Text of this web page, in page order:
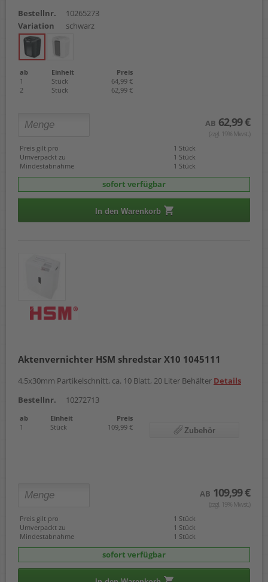
Bestellnr.
10265273
Variation
schwarz
ab Einheit
Preis
1
Stück
64,99 €
2
Stück 62,99 €
AB 62,99 €
(zzgl. 19% Mwst.)
Preis gilt pro
1 Stück
Umverpackt zu
1 Stück
Mindestabnahme
1 Stück
sofort verfügbar
In den Warenkorb
Aktenvernichter HSM shredstar X10 1045111
4,5x30mm Partikelschnitt, ca. 10 Blatt, 20 Liter Behälter Details
Bestellnr.
10272713
ab Einheit
Preis
1
Stück 109,99 € Zubehör
AB 109,99 €
(zzgl. 19% Mwst.)
Preis gilt pro
1 Stück
Umverpackt zu
1 Stück
Mindestabnahme
1 Stück
sofort verfügbar